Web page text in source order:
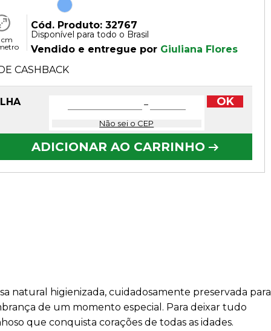
cm
Cód. Produto: 32767
Disponível para todo o Brasil
Vendido e entregue por Giuliana Flores
CASHBACK
−
Não sei o CEP
OK
ADICIONAR AO CARRINHO
natural higienizada, cuidadosamente preservada para
de um momento especial. Para deixar tudo
que conquista corações de todas as idades.